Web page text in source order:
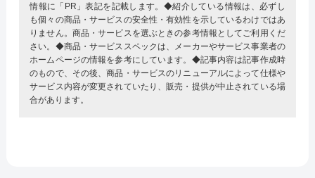
情報に「PR」表記を記載します。◆紹介している情報は、必ずし
も個々の商品・サービスの安全性・有効性を示しているわけではあ
りません。商品・サービスを選ぶときの参考情報としてご利用くだ
さい。◆商品・サービススペックは、メーカーやサービス事業者の
ホームページの情報を参考にしています。◆記事内容は記事作成時
のもので、その後、商品・サービスのリニューアルによって仕様や
サービス内容が変更されていたり、販売・提供が中止されている場
合があります。